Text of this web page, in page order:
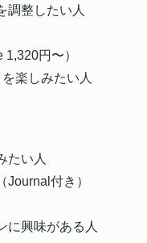
調整したい人
円〜）
楽しみたい人
たい人
付き）
に興味がある人